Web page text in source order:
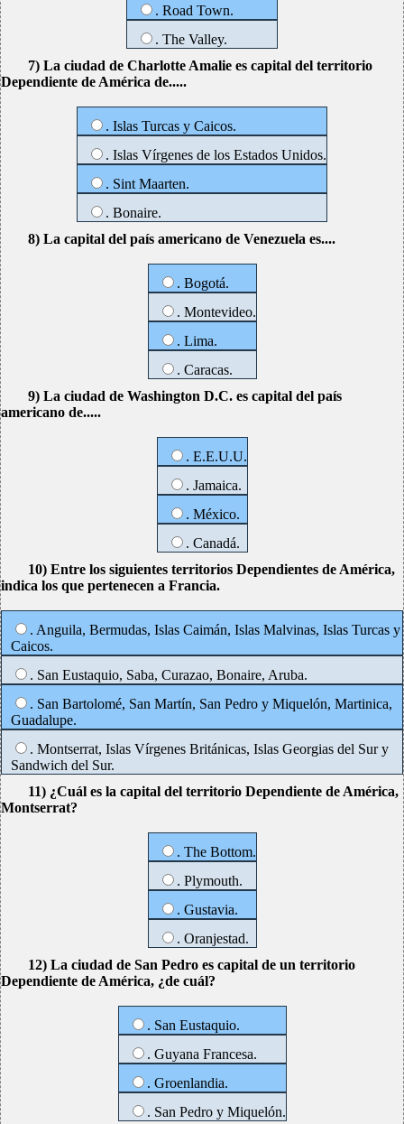
. Road Town.
. The Valley.
7) La ciudad de Charlotte Amalie es capital del territorio
Dependiente de América de.....
. Islas Turcas y Caicos.
. Islas Vírgenes de los Estados Unidos.
. Sint Maarten.
. Bonaire.
8) La capital del país americano de Venezuela es....
. Bogotá.
. Montevideo.
. Lima.
. Caracas.
9) La ciudad de Washington D.C. es capital del país
americano de.....
. E.E.U.U.
. Jamaica.
. México.
. Canadá.
10) Entre los siguientes territorios Dependientes de América,
indica los que pertenecen a Francia.
. Anguila, Bermudas, Islas Caimán, Islas Malvinas, Islas Turcas y
Caicos.
. San Eustaquio, Saba, Curazao, Bonaire, Aruba.
. San Bartolomé, San Martín, San Pedro y Miquelón, Martinica,
Guadalupe.
. Montserrat, Islas Vírgenes Británicas, Islas Georgias del Sur y
Sandwich del Sur.
11) ¿Cuál es la capital del territorio Dependiente de América,
Montserrat?
. The Bottom.
. Plymouth.
. Gustavia.
. Oranjestad.
12) La ciudad de San Pedro es capital de un territorio
Dependiente de América, ¿de cuál?
. San Eustaquio.
. Guyana Francesa.
. Groenlandia.
. San Pedro y Miquelón.